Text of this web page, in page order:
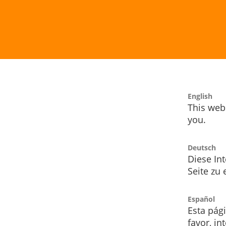
English
This
you.
Deutsch
Diese
Seite zu
Español
Esta
favor,